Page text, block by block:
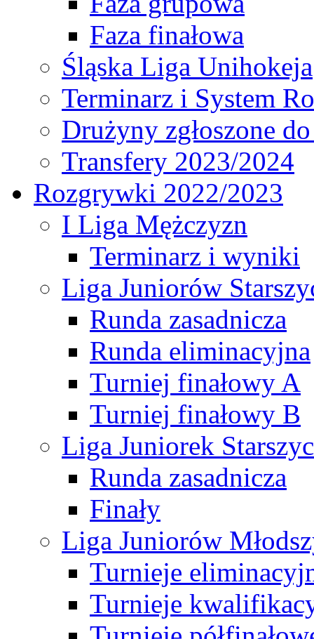
Faza finałowa
Śląska Liga Unihokeja
Terminarz i System
Drużyny zgłoszone
Transfery 2023/2024
Rozgrywki 2022/2023
I Liga Mężczyzn
Terminarz i wyniki
Liga Juniorów
Runda zasadnicza
Runda eliminacyjna
Turniej finałowy A
Turniej finałowy B
Liga Juniorek
Runda zasadnicza
Finały
Liga Juniorów
Turnieje
Turnieje